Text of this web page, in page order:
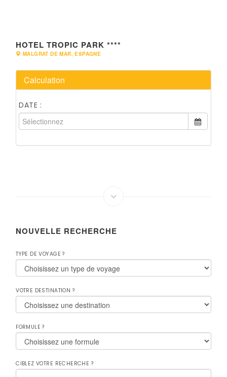
HOTEL TROPIC PARK ****
MALGRAT DE MAR, ESPAGNE
Calculation
DATE :
NOUVELLE RECHERCHE
TYPE DE VOYAGE ?
VOTRE DESTINATION ?
FORMULE ?
CIBLEZ VOTRE RECHERCHE ?